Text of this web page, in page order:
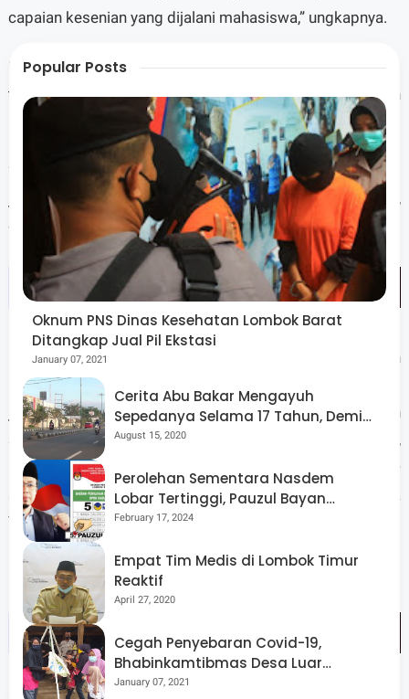
capaian kesenian yang dijalani mahasiswa,” ungkapnya.
Ia menambahkan bahwa seni harus melampaui ruang
teori dan diuji melalui praktik serta dialog dengan
“Melalui presentasi ini, mahasiswa belajar bertanggung
jawab terhadap proses kreatif, karya yang dihadirkan,
dan publik yang menyaksikan,” tambahnya.
Melalui Gema Bentala Nusantara, UNU NTB menegaskan
peran kampus bukan hanya sebagai ruang belajar, tetapi
juga sebagai panggung alternatif pertunjukan. Di sinilah
seni berfungsi sebagai medium refleksi identitas,
kepedulian ekologis, dan tanggung jawab budaya—
sebuah gema yang diharapkan terus bergaung dari Nusa
Tenggara untuk masa depan.(AS)
Popular Posts
Oknum PNS Dinas Kesehatan Lombok Barat
Ditangkap Jual Pil Ekstasi
January 07, 2021
Cerita Abu Bakar Mengayuh
Sepedanya Selama 17 Tahun, Demi
Menggelorakan Kemerdekaan
August 15, 2020
Perolehan Sementara Nasdem
Lobar Tertinggi, Pauzul Bayan
Berpeluang “Rebut” Kursi Dapil 3
February 17, 2024
Empat Tim Medis di Lombok Timur
Reaktif
April 27, 2020
Cegah Penyebaran Covid-19,
Bhabinkamtibmas Desa Luar
Pantau Kegiatan Posyandu
January 07, 2021